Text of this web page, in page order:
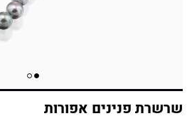
שרשרת פנינים אפורות